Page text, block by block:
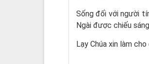
Sống đối với người
Ngài được chiếu
Lạy Chúa xin làm